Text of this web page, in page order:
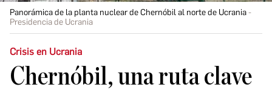
Panorámica de la planta nuclear de Chernóbil al norte de Ucrania
Presidencia de Ucrania
Crisis en Ucrania
Chernóbil, una ruta clave